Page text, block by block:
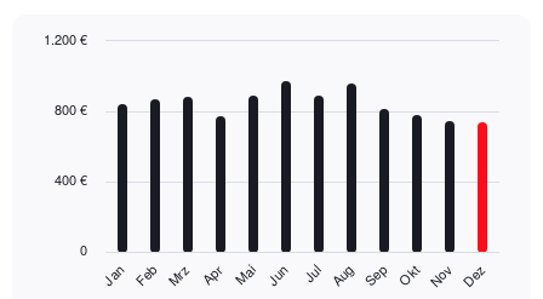
with
The
Jan Feb Mrz Apr Mai Jun Jul Aug Sep Okt Nov Dez
0
400 €
800 €
1.200 €